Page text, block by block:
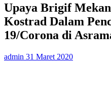
Upaya Brigif
Kostrad Dalam
19/Corona di
admin 31 Maret 2020